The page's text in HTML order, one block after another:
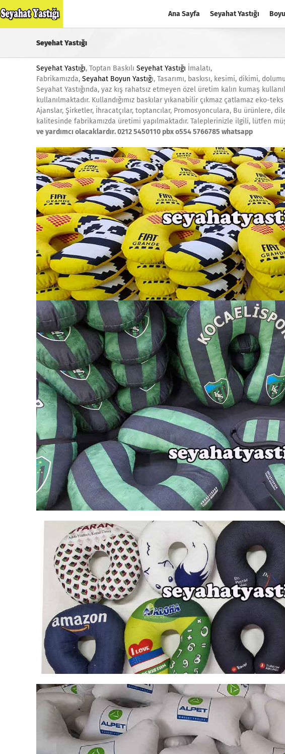
to
content
Ana Sayfa Seyahat Yastığı
Seyehat Yastığı
Seyehat Yastığı, Toptan Baskılı Seyehat Yastığı İmalatı,
Fabrikamızda, Seyahat Boyun Yastığı, Tasarımı, baskısı, kesimi, dikimi,
Seyahat Yastığında, yaz kış rahatsız etmeyen özel üretim kalın kumaş
kullanılmaktadır. Kullandığımız baskılar yıkanabilir çıkmaz çatlamaz eko-
Ajanslar, Şirketler, İhracatçılar, toptancılar, Promosyonculara, Bu ürünlere,
kalitesinde fabrikamızda üretimi yapılmaktadır. Taleplerinizle ilgili, lütfen
ve yardımcı olacaklardır. 0212 5450110 pbx o554 5766785 whatsapp